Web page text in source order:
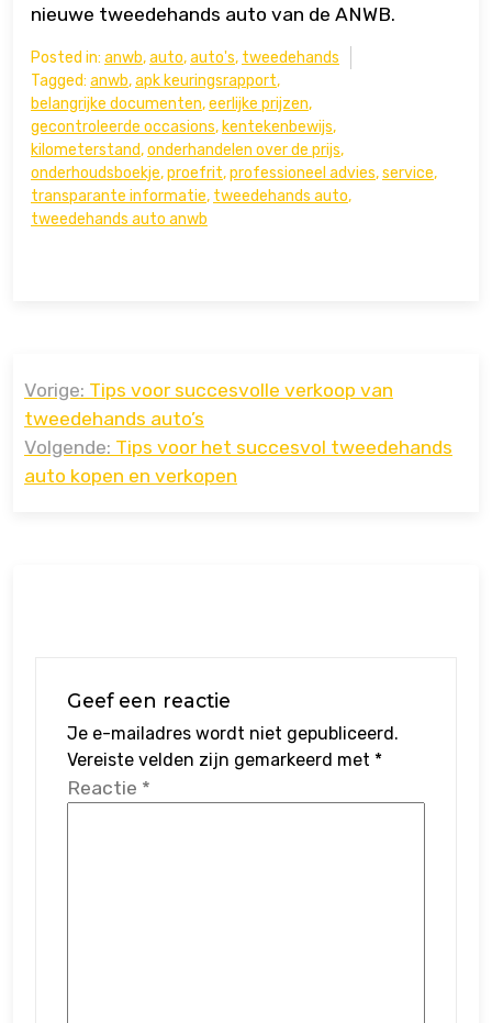
nieuwe tweedehands auto van de ANWB.
Posted in: anwb,auto,auto's, tweedehands
Tagged: anwb,apk keuringsrapport,
belangrijke documenten,eerlijke prijzen,
gecontroleerde occasions, kentekenbewijs,
kilometerstand,onderhandelen over de prijs,
onderhoudsboekje,proefrit,professioneel advies,service,
transparante informatie, tweedehands auto,
tweedehands auto anwb
navigatie
Vorige: Tips voor succesvolle verkoop van
tweedehands auto’s
Volgende: Tips voor het succesvol tweedehands
auto kopen en verkopen
Geef een reactie
Je e-mailadres wordt niet gepubliceerd.
Vereiste velden zijn gemarkeerd met *
Reactie *